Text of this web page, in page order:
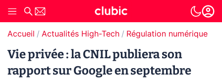
Accueil Actualités High-Tech Régulation numérique
Vie privée : la CNIL publiera son
rapport sur Google en septembre